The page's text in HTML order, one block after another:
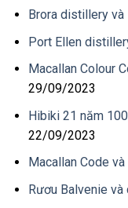
Brora distillery
Port Ellen
Macallan Colour
29/09/2023
Hibiki 21 năm
22/09/2023
Macallan Code
Rươu Balvenie